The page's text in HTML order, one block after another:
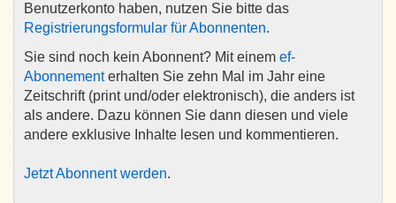
Benutzerkonto haben, nutzen Sie bitte das
Registrierungsformular für Abonnenten.
Sie sind noch kein Abonnent? Mit einem ef-
Abonnementerhalten Sie zehn Mal im Jahr eine
Zeitschrift (print und/oder elektronisch), die anders ist
als andere. Dazu können Sie dann diesen und viele
andere exklusive Inhalte lesen und kommentieren.
Jetzt Abonnent werden.